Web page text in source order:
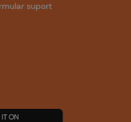
suport